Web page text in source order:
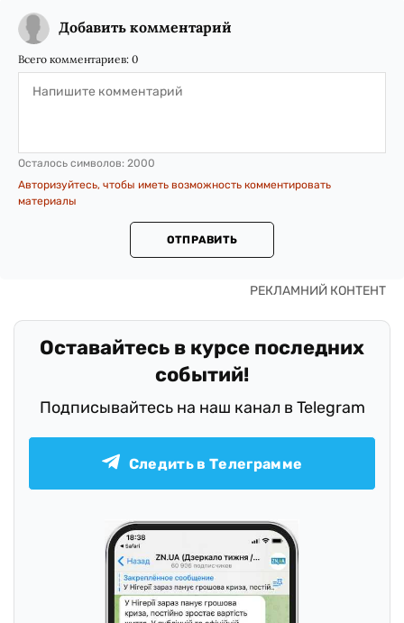
Добавить комментарий
Всего комментариев: 0
Осталось символов: 2000
Авторизуйтесь, чтобы иметь возможность комментировать
материалы
ОТПРАВИТЬ
Оставайтесь в курсе последних
событий!
Подписывайтесь на наш канал в Telegram
Следить в Телеграмме